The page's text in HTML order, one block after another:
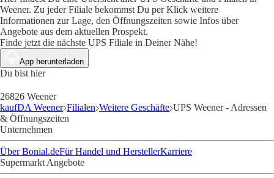
Weener. Zu jeder Filiale bekommst Du per Klick weitere
Informationen zur Lage, den Öffnungszeiten sowie Infos über
Angebote aus dem aktuellen Prospekt.
Finde jetzt die nächste UPS Filiale in Deiner Nähe!
App herunterladen
Du bist hier
26826 Weener
kaufDA Weener Filialen Weitere Geschäfte UPS Weener - Adressen
& Öffnungszeiten
Unternehmen
Über Bonial.deFür Handel und HerstellerKarriere
Supermarkt Angebote